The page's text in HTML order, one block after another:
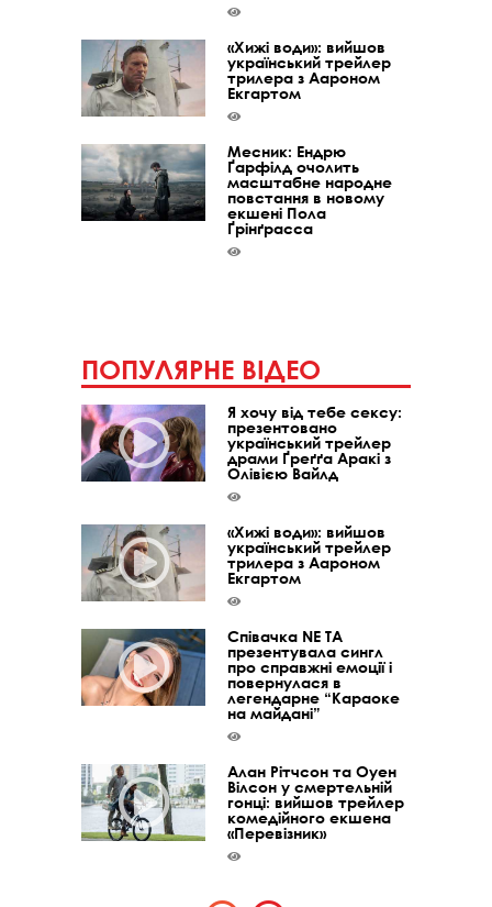
«Хижі води»: вийшов
український трейлер
трилера з Аароном
Екгартом
Месник: Ендрю
Ґарфілд очолить
масштабне народне
повстання в новому
екшені Пола
Ґрінґрасса
ПОПУЛЯРНЕ ВІДЕО
Я хочу від тебе сексу:
презентовано
український трейлер
драми Ґреґґа Аракі з
Олівією Вайлд
«Хижі води»: вийшов
український трейлер
трилера з Аароном
Екгартом
Співачка NE TA
презентувала сингл
про справжні емоції і
повернулася в
легендарне “Караоке
на майдані”
Алан Рітчсон та Оуен
Вілсон у смертельній
гонці: вийшов трейлер
комедійного екшена
«Перевізник»